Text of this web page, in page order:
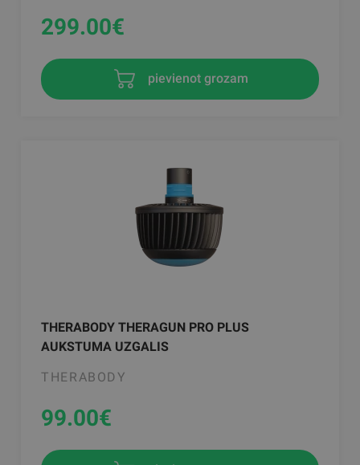
299.00€
pievienot grozam
THERABODY THERAGUN PRO PLUS
AUKSTUMA UZGALIS
THERABODY
99.00€